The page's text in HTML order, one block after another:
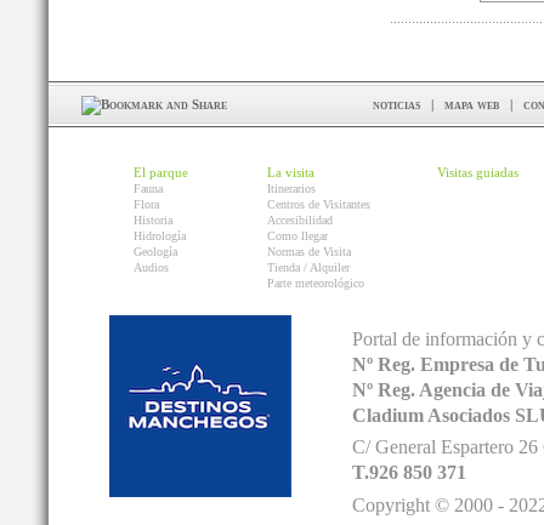
noticias | mapa web |
El parque
Fauna
Flora
Historia
Hidrología
Geología
Audios
La visita
Itinerarios
Centros de Visitantes
Accesibilidad
Como llegar
Normas de Visita
Tienda / Alquiler
Parte meteorológico
Visitas guiadas
Portal de información y
Nº Reg. Empresa de
Nº Reg. Agencia de
Cladium Asociados
C/ General Espartero
T.926 850 371
Copyright © 2000 -